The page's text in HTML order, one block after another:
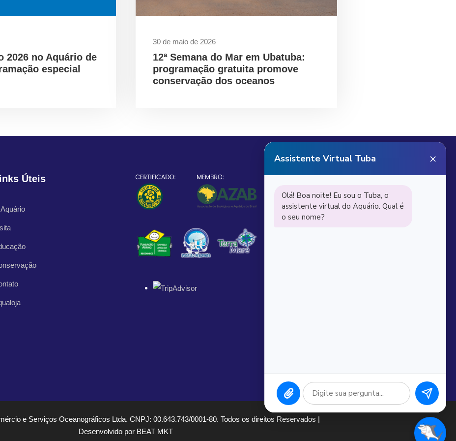
2026 no Aquário de
especial
30 de maio de 2026
12ª Semana do Mar em Ubatuba:
programação gratuita promove
conservação dos oceanos
Úteis
Receba notícias do
Aquário
e Serviços Oceanográficos Ltda. CNPJ: 00.643.743/0001-80. Todos os direitos Reservados |
Desenvolvido por BEAT MKT